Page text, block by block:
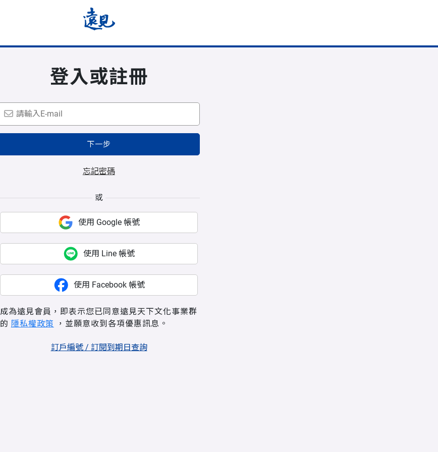
登入或註冊
下一步
忘記密碼
或
使用 Google 帳號
使用 Line 帳號
使用 Facebook 帳號
成為遠見會員，即表示您已同意遠見天下文化事業群
的 隱私權政策 ，並願意收到各項優惠訊息。
訂戶編號 / 訂閱到期日查詢